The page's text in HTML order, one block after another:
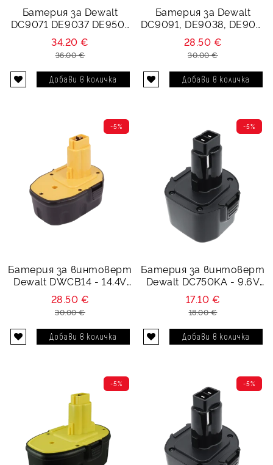
Батерия за Dewalt
DC9071 DE9037 DE9501
DE9071 - 12V 3000 mAh
34.20 €
36.00 €
Батерия за Dewalt
DC9091, DE9038, DE909,
DE9502 - 14.4V 1500 mAh
28.50 €
30.00 €
Батерия за винтоверт
Dewalt DWCB14 - 14.4V
1500 mAh
-5%
28.50 €
30.00 €
Батерия за винтоверт
Dewalt DC750KA - 9.6V
1500 mAh
-5%
17.10 €
18.00 €
-5% -5%